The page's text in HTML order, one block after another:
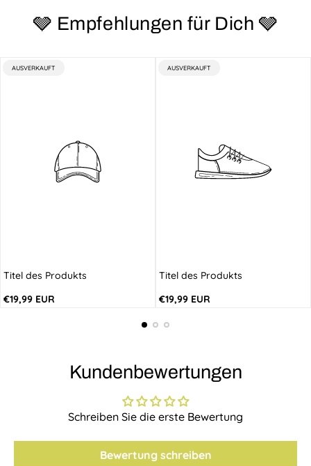
🩶 Empfehlungen für Dich 🩶
PRODUKTBEZEICHNUNG:
AUSVERKAUFT
Titel des Produkts
Regulärer
€19,99 EUR
PRODUKTBEZEICHNUNG:
AUSVERKAUFT
Titel des Produkts
Regulärer
€19,99 EUR
Kundenbewertungen
Schreiben Sie die erste Bewertung
Bewertung schreiben